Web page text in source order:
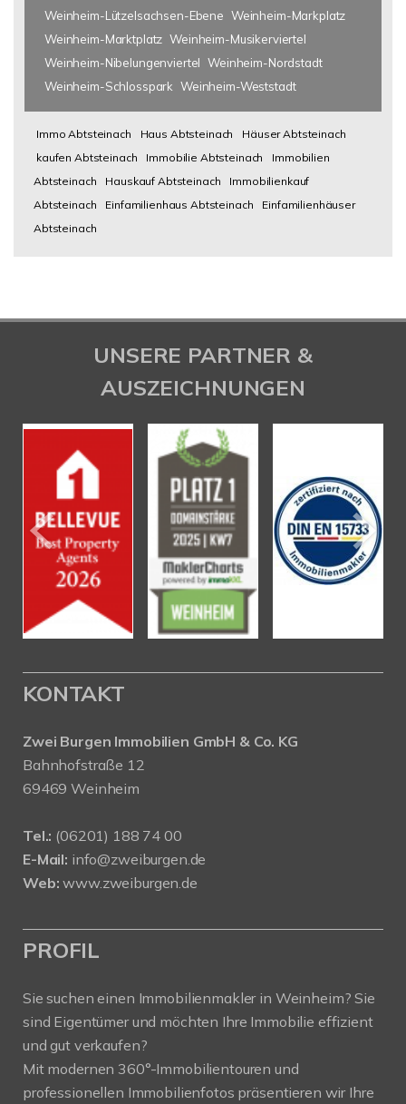
Weinheim-Lützelsachsen-Ebene Weinheim-Markplatz
Weinheim-Marktplatz Weinheim-Musikerviertel
Weinheim-Nibelungenviertel Weinheim-Nordstadt
Weinheim-Schlosspark Weinheim-Weststadt
Immo Abtsteinach Haus Abtsteinach
Häuser Abtsteinach
kaufen Abtsteinach
Immobilie Abtsteinach
Immobilien
Abtsteinach
Hauskauf Abtsteinach
Immobilienkauf
Abtsteinach
Einfamilienhaus Abtsteinach
Einfamilienhäuser
Abtsteinach
UNSERE PARTNER &
AUSZEICHNUNGEN
KONTAKT
Zwei Burgen Immobilien GmbH & Co. KG
Bahnhofstraße 12
69469 Weinheim
Tel.: (06201) 188 74 00
E-Mail: info@zweiburgen.de
Web: www.zweiburgen.de
PROFIL
Sie suchen einen Immobilienmakler in Weinheim? Sie
sind Eigentümer und möchten Ihre Immobilie effizient
und gut verkaufen?
Mit modernen 360°-Immobilientouren und
professionellen Immobilienfotos präsentieren wir Ihre